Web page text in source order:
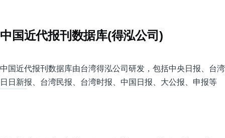
中国近代报刊数据库(得泓公司)
中国近代报刊数据库由台湾得泓公司研发，包括中央日报、台湾
日日新报、台湾民报、台湾时报、中国日报、大公报、申报等